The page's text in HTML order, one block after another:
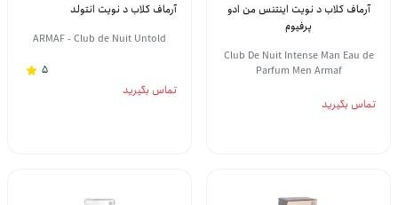
آرماف کلاب د نویت اینتنس من ادو
پرفیوم
Club De Nuit Intense Man Eau de
Parfum Men Armaf
تماس بگیرید
آرماف کلاب د نویت انتولد
ARMAF - Club de Nuit Untold
5
تماس بگیرید